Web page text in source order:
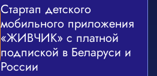
Стартап детского
мобильного приложения
«ЖИВЧИК» с платной
подпиской в Беларуси и
России